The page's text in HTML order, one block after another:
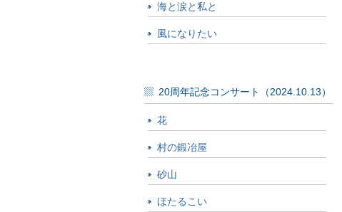
海と涙と私と
風になりたい
20周年記念コンサート（2024.10.13）
花
村の鍛冶屋
砂山
ほたるこい